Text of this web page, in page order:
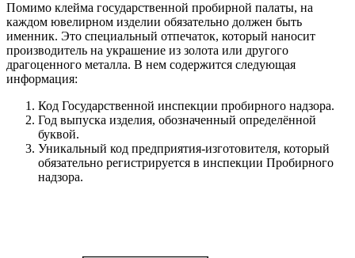
Помимо клейма государственной пробирной палаты, на
каждом ювелирном изделии обязательно должен быть
именник. Это специальный отпечаток, который наносит
производитель на украшение из золота или другого
драгоценного металла. В нем содержится следующая
информация:
Код Государственной инспекции пробирного надзора.
Год выпуска изделия, обозначенный определённой
буквой.
Уникальный код предприятия-изготовителя, который
обязательно регистрируется в инспекции Пробирного
надзора.